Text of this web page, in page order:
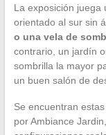
La exposición juega
orientado al sur sin
o una vela de
contrario, un jardín
sombrilla la mayor
un buen salón de
Se encuentran
por Ambiance